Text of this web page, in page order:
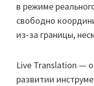
в режиме
свободно
из-за границы,
Live Translation —
развитии